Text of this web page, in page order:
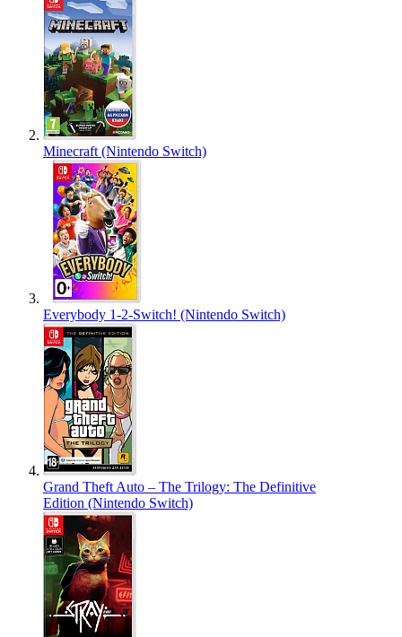
Minecraft (Nintendo Switch)
Everybody 1-2-Switch! (Nintendo Switch)
Grand Theft Auto – The Trilogy: The Definitive
Edition (Nintendo Switch)